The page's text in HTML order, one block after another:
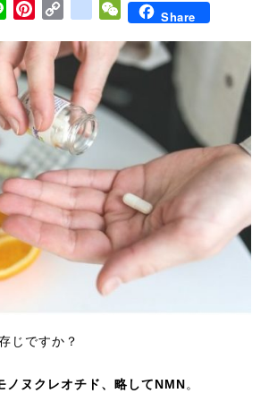
Line PinterestCopy Linkgoogle_bookmarks
WeChatShare
じですか？
ノヌクレオチド、略してNMN。